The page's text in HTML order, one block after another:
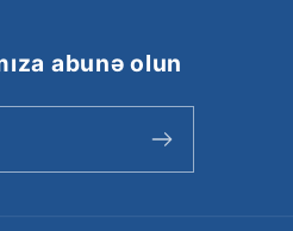
abunə olun